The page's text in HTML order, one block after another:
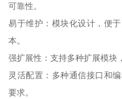
可靠性。
易于维护：模块化设计，便
本。
强扩展性：支持多种扩展模块
灵活配置：多种通信接口和
要求。